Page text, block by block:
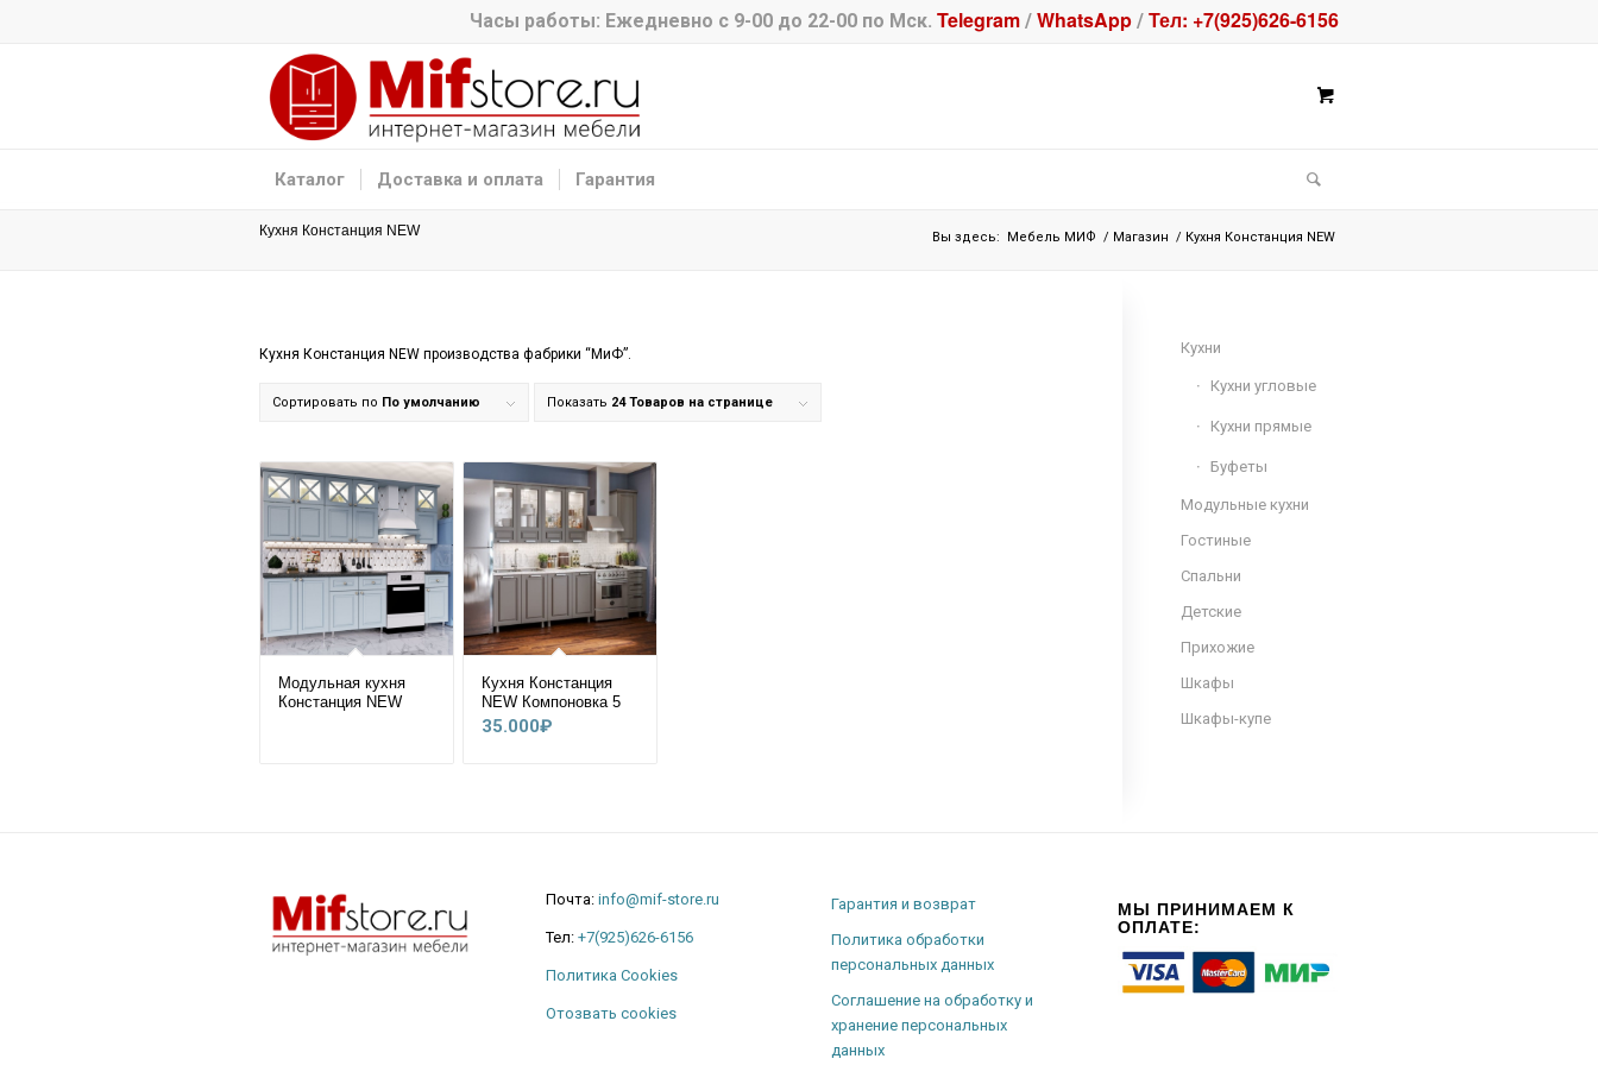
Часы работы: Ежедневно с 9-00 до 22-00 по Мск. Telegram / WhatsApp / Тел: +7(925)626-6156
Каталог Доставка и оплата Гарантия
Кухня Констанция NEW Вы здесь: Мебель МИФ / Магазин / Кухня Констанция NEW
Кухня Констанция NEW производства фабрики “МиФ”.
Сортировать по По умолчанию Показать 24 Товаров на странице
Модульная кухня
Констанция NEW
Кухня Констанция
NEW Компоновка 5
35.000₽
Кухни
Кухни угловые
Кухни прямые
Буфеты
Модульные кухни
Гостиные
Спальни
Детские
Прихожие
Шкафы
Шкафы-купе
Почта: info@mif-store.ru
Тел: +7(925)626-6156
Политика Cookies
Отозвать cookies
Гарантия и возврат
Политика обработки
персональных данных
Соглашение на обработку и
хранение персональных
данных
МЫ ПРИНИМАЕМ К
ОПЛАТЕ: